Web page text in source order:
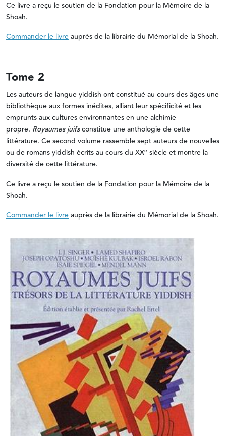
Ce livre a reçu le soutien de la Fondation pour la Mémoire de la
Shoah.
Commander le livreauprès de la librairie du Mémorial de la Shoah.
Tome 2
Les auteurs de langue yiddish ont constitué au cours des âges une
bibliothèque aux formes inédites, alliant leur spécificité et les
emprunts aux cultures environnantes en une alchimie
propre. Royaumes juifsconstitue une anthologie de cette
littérature. Ce second volume rassemble sept auteurs de nouvelles
ou de romans yiddish écrits au cours du XXe siècle et montre la
diversité de cette littérature.
Ce livre a reçu le soutien de la Fondation pour la Mémoire de la
Shoah.
Commander le livreauprès de la librairie du Mémorial de la Shoah.